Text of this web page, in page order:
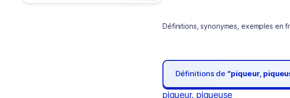
Définitions, synonymes, exemples en
Définitions de “piqueur,
piqueur, piqueuse